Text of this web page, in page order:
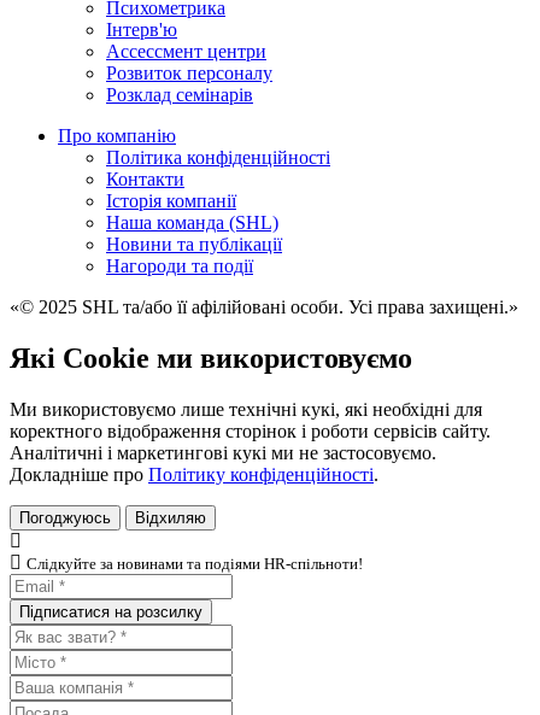
Психометрика
Iнтерв'ю
Ассессмент центри
Розвиток персоналу
Розклад семінарів
Про компанію
Політика конфіденційності
Контакти
Історія компанії
Наша команда (SHL)
Новини та публікації
Нагороди та події
«© 2025 SHL та/або її афілійовані особи. Усі права захищені.»
Які Cookie ми використовуємо
Ми використовуємо лише технічні кукі, які необхідні для
коректного відображення сторінок і роботи сервісів сайту.
Аналітичні і маркетингові кукі ми не застосовуємо.
Докладніше про Політику конфіденційності.
Погоджуюсь Відхиляю
Слiдкуйте за новинами та подiями HR-спiльноти!